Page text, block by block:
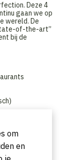
Deze 4
gaan we op
wereld. De
of-the-art”
bij de
om
en